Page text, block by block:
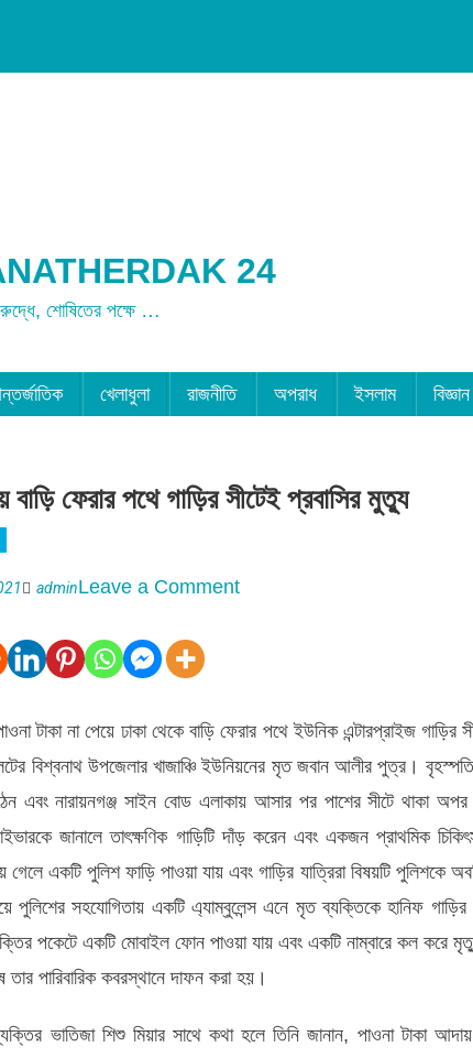
24
শোষিতের পক্ষে …
খেলাধুলা রাজনীতি অপরাধ ইসলাম বিজ্ঞান
বাড়ি ফেরার পথে গাড়ির সীটেই প্রবাসির মুত্যু
adminLeave a Commenton
বাড়ি
ফেরার
পথে
গাড়ির
সীটেই
প্রবাসির
মুত্যু
টাকা না পেয়ে ঢাকা থেকে বাড়ি ফেরার পথে ইউনিক এন্টারপ্রাইজ
বিশ্বনাথ উপজেলার খাজাঞ্চি ইউনিয়নের মৃত জবান আলীর পুত্র।
এবং নারায়নগঞ্জ সাইন বোড এলাকায় আসার পর পাশের সীটে থাকা
জানালে তাৎক্ষণিক গাড়িটি দাঁড় করেন এবং একজন প্রাথমিক
গেলে একটি পুলিশ ফাড়ি পাওয়া যায় এবং গাড়ির যাত্রিরা বিষয়টি পুলিশকে
পুলিশের সহযোগিতায় একটি এ্যাম্বুলেন্স এনে মৃত ব্যক্তিকে হানিফ গাড়ির
পকেটে একটি মোবাইল ফোন পাওয়া যায় এবং একটি নাম্বারে কল করে
তার পারিবারিক কবরস্থানে দাফন করা হয়।
ভাতিজা শিশু মিয়ার সাথে কথা হলে তিনি জানান, পাওনা টাকা